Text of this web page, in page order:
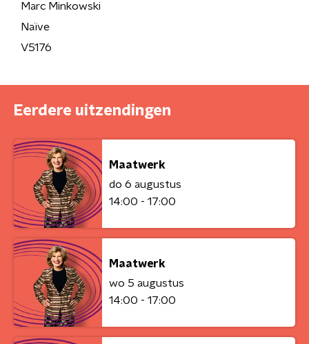
Marc Minkowski
Naïve
V5176
Eerdere uitzendingen
Maatwerk
do 6 augustus
14:00 - 17:00
Maatwerk
wo 5 augustus
14:00 - 17:00